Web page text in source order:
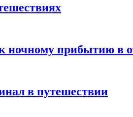
ночному прибытию в
в путешествии